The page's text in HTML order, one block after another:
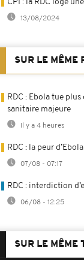
CPI : la RDC loge
13/08/2024
SUR LE MÊME
RDC : Ebola tue
sanitaire majeure
Il y a 4 heures
RDC : la peur
07/08 - 07:17
RDC : interdiction
06/08 - 12:25
SUR LE MÊME